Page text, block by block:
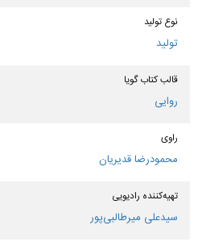
۴۲:۴۹
فصل بيستم
نوع متن
نوع تولید